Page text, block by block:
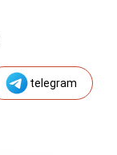
telegram